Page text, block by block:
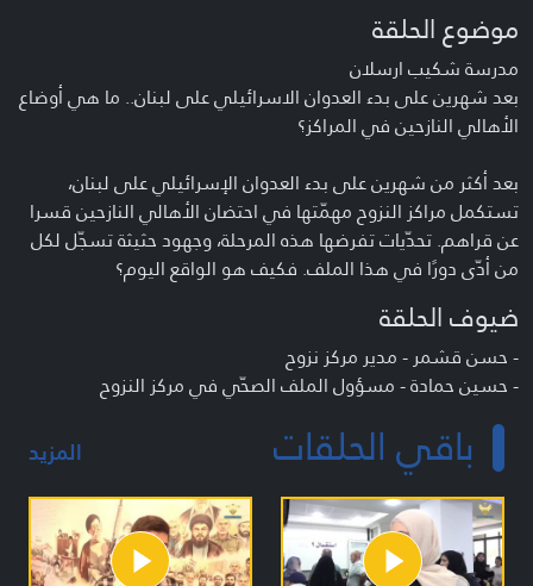
موضوع الحلقة
مدرسة شكيب ارسلان
بعد شهرين على بدء العدوان الاسرائيلي على لبنان.. ما هي أوضاع
الأهالي النازحين في المراكز؟
بعد أكثر من شهرين على بدء العدوان الإسرائيلي على لبنان،
تستكمل مراكز النزوح مهمّتها في احتضان الأهالي النازحين قسرا
عن قراهم. تحدّيات تفرضها هذه المرحلة، وجهود حثيثة تسجّل لكل
من أدّى دورًا في هذا الملف. فكيف هو الواقع اليوم؟
ضيوف الحلقة
- حسن قشمر - مدير مركز نزوح
- حسين حمادة - مسؤول الملف الصحّي في مركز النزوح
- حسن رمضان - شيف المطبخ
- الشيخ أحمد المولى - مسؤول الملف الثقافي في المركز
تعريف البرنامج
الخط الساخن
باقي الحلقات المزيد